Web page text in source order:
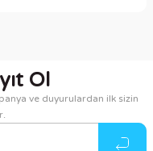
Ol
ve duyurulardan ilk sizin